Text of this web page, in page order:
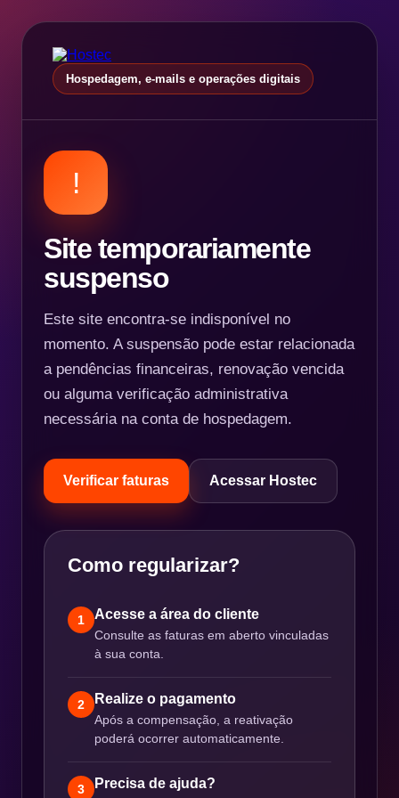
Hospedagem, e-mails e operações digitais
!
Site temporariamente
suspenso
Este site encontra-se indisponível no
momento. A suspensão pode estar relacionada
a pendências financeiras, renovação vencida
ou alguma verificação administrativa
necessária na conta de hospedagem.
Verificar faturas Acessar Hostec
Como regularizar?
1 Acesse a área do cliente
Consulte as faturas em aberto vinculadas
à sua conta.
2 Realize o pagamento
Após a compensação, a reativação
poderá ocorrer automaticamente.
3 Precisa de ajuda?